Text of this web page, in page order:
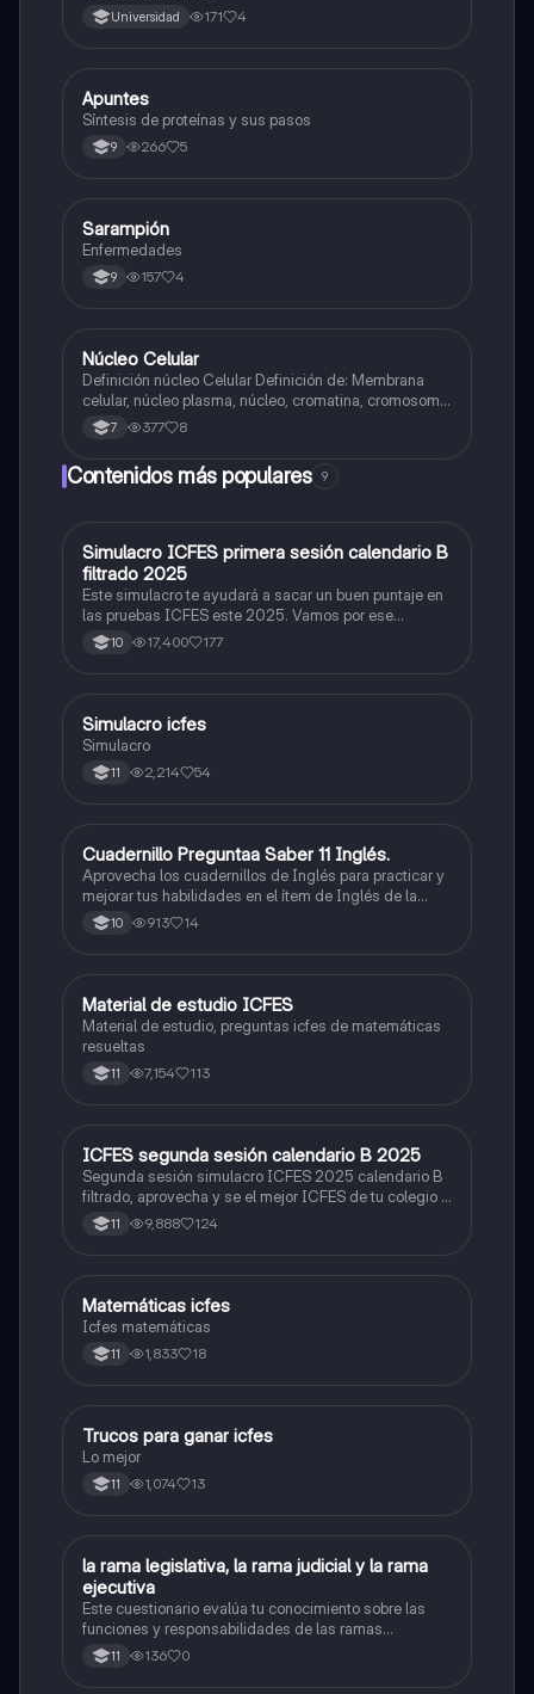
Universidad 171 4
Biologia
Apuntes
Síntesis de proteínas y sus pasos
9 266 5
Biologia
Sarampión
Enfermedades
9 157 4
Biologia
Núcleo Celular
Definición núcleo Celular Definición de: Membrana
celular, núcleo plasma, núcleo, cromatina, cromosoma
Interfase Fases de la interfase
7 377 8
Contenidos más populares 9
ICFES: Matemáticas
Simulacro ICFES primera sesión calendario B
filtrado 2025
Este simulacro te ayudará a sacar un buen puntaje en
las pruebas ICFES este 2025. Vamos por ese
500/500. Y poder ser admitido en la universidad que
quieras, estudiar la carrera que quieres y no la que te
10 17,400 177
ICFES: Lectura Crítica
Simulacro icfes
Simulacro
11 2,214 54
ICFES: Inglés
Cuadernillo Preguntaa Saber 11 Inglés.
Aprovecha los cuadernillos de Inglés para practicar y
mejorar tus habilidades en el ítem de Inglés de la
Prueba Saber 11. 🫡
10 913 14
ICFES: Matemáticas
Material de estudio ICFES
Material de estudio, preguntas icfes de matemáticas
resueltas
11 7,154 113
ICFES: Lectura Crítica
ICFES segunda sesión calendario B 2025
Segunda sesión simulacro ICFES 2025 calendario B
filtrado, aprovecha y se el mejor ICFES de tu colegio y
poder ingresar a universidad, y estudiar aquella
carrera con la que tanto sueñas.
11 9,888 124
ICFES: Matemáticas
Matemáticas icfes
Icfes matemáticas
11 1,833 18
Química
Trucos para ganar icfes
Lo mejor
11 1,074 13
LSociales/Historia
la rama legislativa, la rama judicial y la rama
ejecutiva
Este cuestionario evalúa tu conocimiento sobre las
funciones y responsabilidades de las ramas
legislativa, judicial y ejecutiva.
11 136 0